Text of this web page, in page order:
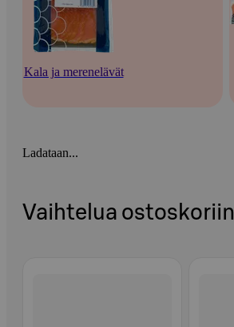
Kala ja merenelävät
Ladataan...
Vaihtelua ostoskoriin